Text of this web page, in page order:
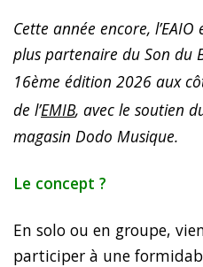
Cette année encore,
plus partenaire du Son du
16ème édition 2026 aux
de l’EMIB, avec le soutien
magasin Dodo Musique.
Le concept ?
En solo ou en groupe,
participer à une